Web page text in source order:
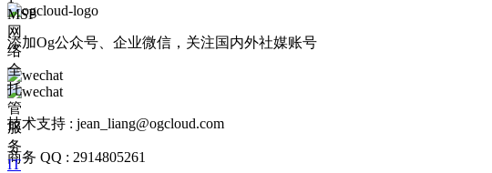
MSP
网
络
全
托
管
服
务
IT
添加Og公众号、企业微信，关注国内外社媒账号
技术支持 : jean_liang@ogcloud.com
商务 QQ : 2914805261